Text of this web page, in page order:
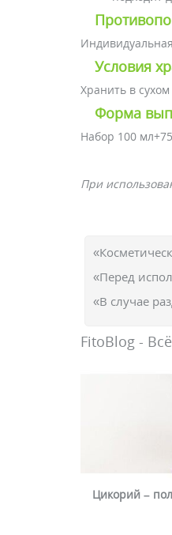
Условия
Хранить в
Форма
Набор 100
При
«Перед
«В случае
FitoBlog -
Цикорий –